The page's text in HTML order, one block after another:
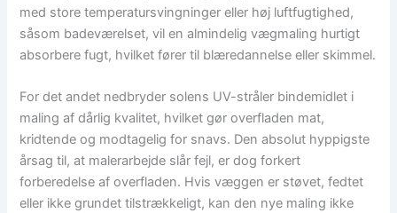
med store temperatursvingninger eller høj luftfugtighed,
såsom badeværelset, vil en almindelig vægmaling hurtigt
absorbere fugt, hvilket fører til blæredannelse eller skimmel.
For det andet nedbryder solens UV-stråler bindemidlet i
maling af dårlig kvalitet, hvilket gør overfladen mat,
kridtende og modtagelig for snavs. Den absolut hyppigste
årsag til, at malerarbejde slår fejl, er dog forkert
forberedelse af overfladen. Hvis væggen er støvet, fedtet
eller ikke grundet tilstrækkeligt, kan den nye maling ikke